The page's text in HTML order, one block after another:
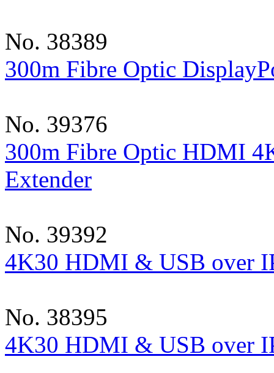
No. 38389
300m Fibre Optic
No. 39376
300m Fibre Optic HDMI
Extender
No. 39392
4K30 HDMI & USB over
No. 38395
4K30 HDMI & USB over